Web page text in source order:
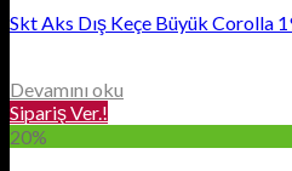
Skt Aks Dış Keçe Büyük Corolla
Devamını oku
Sipariş Ver.!
20%